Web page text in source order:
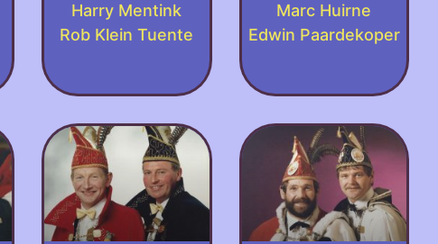
Harry Mentink
Rob Klein Tuente
Marc Huirne
Edwin Paardekoper